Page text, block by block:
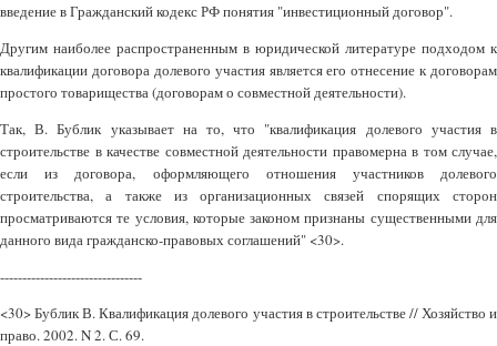
введение в Гражданский кодекс РФ понятия "инвестиционный договор".
Другим наиболее распространенным в юридической литературе подходом к
квалификации договора долевого участия является его отнесение к договорам
простого товарищества (договорам о совместной деятельности).
Так, В. Бублик указывает на то, что "квалификация долевого участия в
строительстве в качестве совместной деятельности правомерна в том случае,
если из договора, оформляющего отношения участников долевого
строительства, а также из организационных связей спорящих сторон
просматриваются те условия, которые законом признаны существенными для
данного вида гражданско-правовых соглашений" <30>.
--------------------------------
<30> Бублик В. Квалификация долевого участия в строительстве // Хозяйство и
право. 2002. N 2. С. 69.